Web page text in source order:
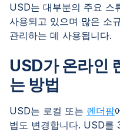
USD는 대부분의 주요 스
사용되고 있으며 많은 소
관리하는 데 사용됩니다.
USD가 온라인
는 방법
USD는 로컬 또는 렌더팜
법도 변경합니다. USD를